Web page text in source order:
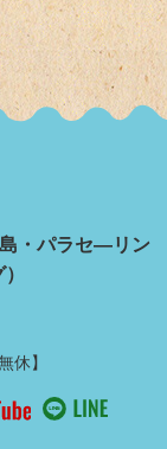
・パラセ―リン
休】